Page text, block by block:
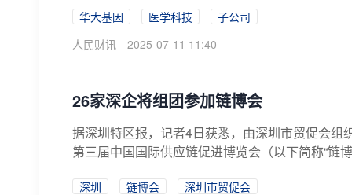
华大基因 医学科技
子公司
人民财讯
2025-07-11 11:40
26家深企将组团参加链博会
据深圳特区报，记者4日获悉，由深圳市贸促会
第三届中国国际供应链促进博览会（以下简称“链
深圳 链博会
深圳市贸促会